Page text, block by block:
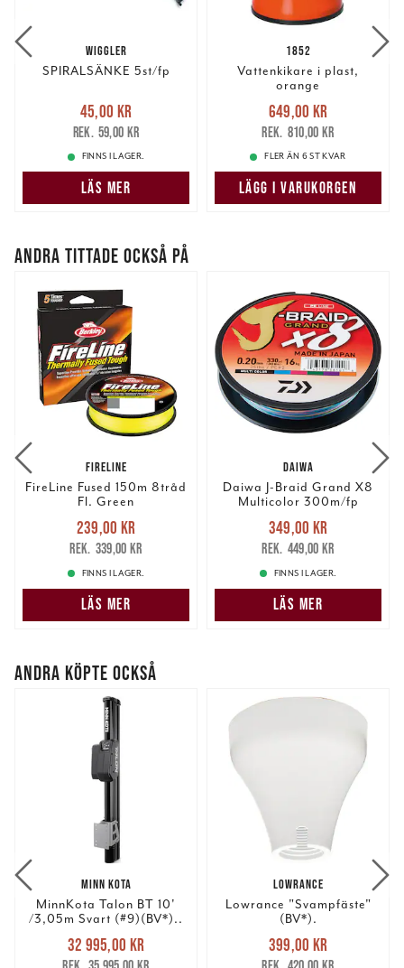
information från din enhet till de sociala medier och
annons- och analysföretag som vi samarbetar med.
Dessa kan i sin tur kombinera informationen med annan
information som du har tillhandahållit eller som de har
WIGGLER
SPIRALSÄNKE 5st/fp
Nuvarande pris
45,00 krTidigare pris
59,00 kr
45,00 kr
59,00 kr
FINNS I LAGER.
LÄS MER
1852
Vattenkikare i plast,
orange
Nuvarande pris
649,00 krTidigare pris
810,00 kr
649,00 kr
810,00 kr
FLER ÄN 6 ST KVAR
LÄGG I VARUKORGEN
ANDRA TITTADE OCKSÅ PÅ
FIRELINE
FireLine Fused 150m 8tråd
Fl. Green
Nuvarande pris
239,00 krTidigare pris
339,00 kr
239,00 kr
339,00 kr
FINNS I LAGER.
LÄS MER
DAIWA
Daiwa J-Braid Grand X8
Multicolor 300m/fp
Nuvarande pris
349,00 krTidigare pris
449,00 kr
349,00 kr
449,00 kr
FINNS I LAGER.
LÄS MER
ANDRA KÖPTE OCKSÅ
MINN KOTA
MinnKota Talon BT 10'
/3,05m Svart (#9)(BV*)..
Nuvarande pris
32 995,00 krTidigare pris
32 995,00 kr
LOWRANCE
Lowrance "Svampfäste"
(BV*).
Nuvarande pris
399,00 krTidigare pris
399,00 kr